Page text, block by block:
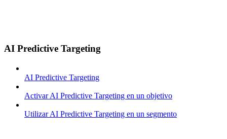
AI Predictive Targeting
AI Predictive Targeting
Activar AI Predictive Targeting en un objetivo
Utilizar AI Predictive Targeting en un segmento